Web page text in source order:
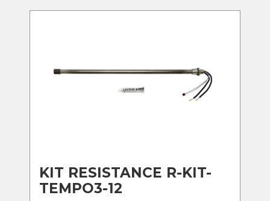
KIT RESISTANCE R-KIT-
TEMPO3-12